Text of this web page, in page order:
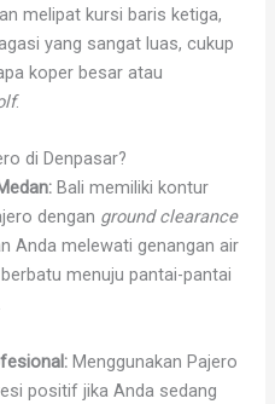
melipat kursi baris ketiga,
yang sangat luas, cukup
koper besar atau
.
di Denpasar?
Bali memiliki kontur
dengan ground clearance
Anda melewati genangan air
menuju pantai-pantai
Menggunakan Pajero
positif jika Anda sedang